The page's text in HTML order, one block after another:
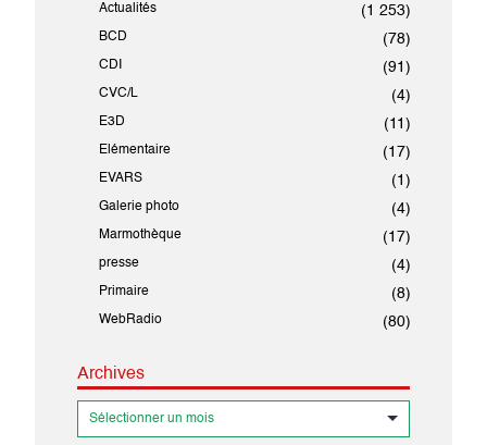
Actualités (1 253)
BCD (78)
CDI (91)
CVC/L (4)
E3D (11)
Elémentaire (17)
EVARS (1)
Galerie photo (4)
Marmothèque (17)
presse (4)
Primaire (8)
WebRadio (80)
Archives